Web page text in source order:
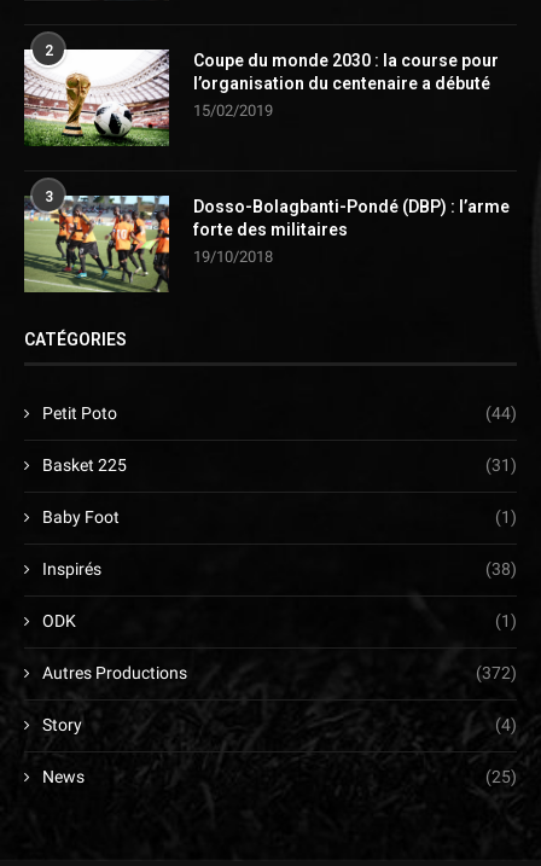
2
Coupe du monde 2030 : la course pour
l’organisation du centenaire a débuté
15/02/2019
3
Dosso-Bolagbanti-Pondé (DBP) : l’arme
forte des militaires
19/10/2018
CATÉGORIES
Petit Poto (44)
Basket 225 (31)
Baby Foot (1)
Inspirés (38)
ODK (1)
Autres Productions (372)
Story (4)
News (25)